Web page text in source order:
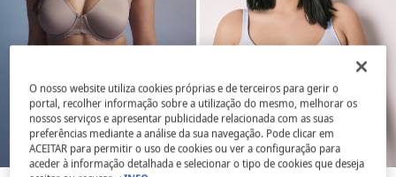
O nosso website utiliza cookies próprias e de terceiros para gerir o
portal, recolher informação sobre a utilização do mesmo, melhorar os
nossos serviços e apresentar publicidade relacionada com as suas
preferências mediante a análise da sua navegação. Pode clicar em
ACEITAR para permitir o uso de cookies ou ver a configuração para
aceder à informação detalhada e selecionar o tipo de cookies que deseja